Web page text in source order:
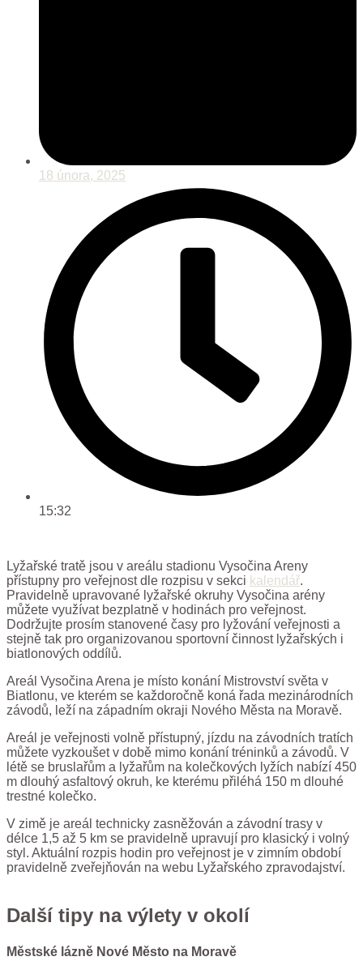
18 února, 2025
15:32
Lyžařské tratě jsou v areálu stadionu Vysočina Areny
přístupny pro veřejnost dle rozpisu v sekci kalendář.
Pravidelně upravované lyžařské okruhy Vysočina arény
můžete využívat bezplatně v hodinách pro veřejnost.
Dodržujte prosím stanovené časy pro lyžování veřejnosti a
stejně tak pro organizovanou sportovní činnost lyžařských i
biatlonových oddílů.
Areál Vysočina Arena je místo konání Mistrovství světa v
Biatlonu, ve kterém se každoročně koná řada mezinárodních
závodů, leží na západním okraji Nového Města na Moravě.
Areál je veřejnosti volně přístupný, jízdu na závodních tratích
můžete vyzkoušet v době mimo konání tréninků a závodů. V
létě se bruslařům a lyžařům na kolečkových lyžích nabízí 450
m dlouhý asfaltový okruh, ke kterému přiléhá 150 m dlouhé
trestné kolečko.
V zimě je areál technicky zasněžován a závodní trasy v
délce 1,5 až 5 km se pravidelně upravují pro klasický i volný
styl. Aktuální rozpis hodin pro veřejnost je v zimním období
pravidelně zveřejňován na webu Lyžařského zpravodajství.
Další tipy na výlety v okolí
Městské lázně Nové Město na Moravě